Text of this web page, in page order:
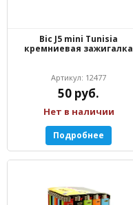
Bic J5 mini Tunisia
кремниевая зажигалка
Артикул: 12477
50 руб.
Нет в наличии
Подробнее